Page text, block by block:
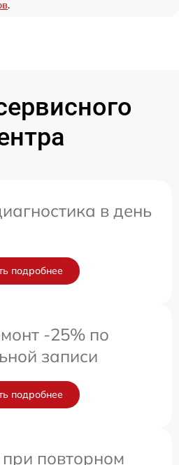
.
в день
подробнее
-25% по
записи
подробнее
повторном